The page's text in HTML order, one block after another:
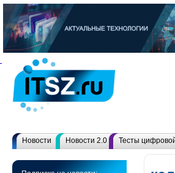
Новости Новости 2.0 Тесты